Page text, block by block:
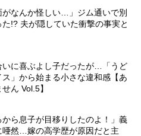
がなんか怪しい…」ジム通いで別
た!? 夫が隠していた衝撃の事実と
いに喜ぶよし子だったが…「うど
」から始まる小さな違和感【あ
ん Vol.5】
から息子が目移りしたのよ！」義
唖然…嫁の高学歴が原因だと主